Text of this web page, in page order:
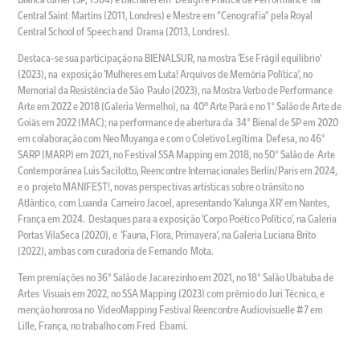
Central Saint Martins (2011, Londres) e Mestre em "Cenografia" pela Royal
Central School of Speech and Drama (2013, Londres).
Destaca-se sua participação na BIENALSUR, na mostra ‘Ese Frágil equilibrio’
(2023), na exposição ‘Mulheres em Luta! Arquivos de Memória Política’, no
Memorial da Resistência de São Paulo (2023), na Mostra Verbo de Performance
Arte em 2022 e 2018 (Galeria Vermelho), na 40º Arte Pará e no 1° Salão de Arte de
Goiás em 2022 (MAC); na performance de abertura da 34° Bienal de SP em 2020
em colaboração com Neo Muyanga e com o Coletivo Legítima Defesa, no 46°
SARP (MARP) em 2021, no Festival SSA Mapping em 2018, no 50° Salão de Arte
Contemporânea Luis Sacilotto, Reencontre Internacionales Berlin/Paris em 2024,
e o projeto MANIFEST!, novas perspectivas artisticas sobre o trânsito no
Atlântico, com Luanda Carneiro Jacoel, apresentando ‘Kalunga XR’ em Nantes,
França em 2024. Destaques para a exposição ‘Corpo Poético Político’, na Galeria
Portas VilaSeca (2020), e ‘Fauna, Flora, Primavera’, na Galeria Luciana Brito
(2022), ambas com curadoria de Fernando Mota.
Tem premiações no 36° Salão de Jacarezinho em 2021, no 18° Salão Ubatuba de
Artes Visuais em 2022, no SSA Mapping (2023) com prêmio do Juri Técnico, e
menção honrosa no VideoMapping Festival Reencontre Audiovisuelle #7 em
Lille, França, no trabalho com Fred Ebami.